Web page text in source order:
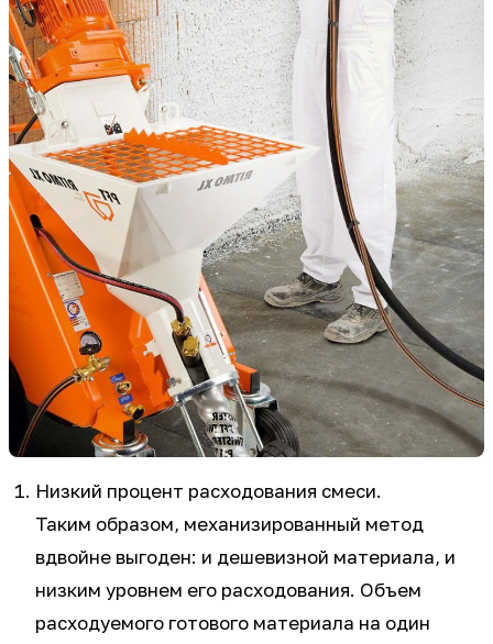
Низкий процент расходования смеси.
Таким образом, механизированный метод
вдвойне выгоден: и дешевизной материала, и
низким уровнем его расходования. Объем
расходуемого готового материала на один